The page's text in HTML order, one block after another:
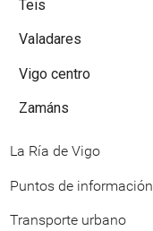
Teis
Valadares
Vigo centro
Zamáns
La Ría de Vigo
Puntos de información
Transporte urbano